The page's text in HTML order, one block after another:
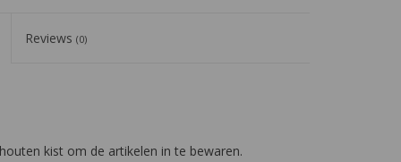
Reviews(0)
kist om de artikelen in te bewaren.